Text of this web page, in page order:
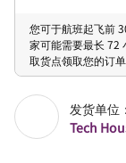
您可于航班起飞前
家可能需要最长 72
取货点领取您的订
发货单位：
Tech